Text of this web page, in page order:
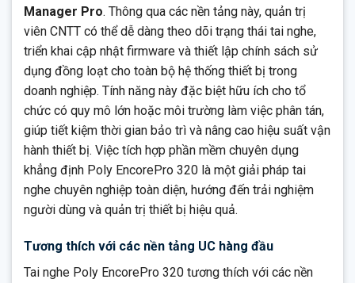
Manager Pro. Thông qua các nền tảng này, quản trị
viên CNTT có thể dễ dàng theo dõi trạng thái tai nghe,
triển khai cập nhật firmware và thiết lập chính sách sử
dụng đồng loạt cho toàn bộ hệ thống thiết bị trong
doanh nghiệp. Tính năng này đặc biệt hữu ích cho tổ
chức có quy mô lớn hoặc môi trường làm việc phân tán,
giúp tiết kiệm thời gian bảo trì và nâng cao hiệu suất vận
hành thiết bị. Việc tích hợp phần mềm chuyên dụng
khẳng định Poly EncorePro 320 là một giải pháp tai
nghe chuyên nghiệp toàn diện, hướng đến trải nghiệm
người dùng và quản trị thiết bị hiệu quả.
Tương thích với các nền tảng UC hàng đầu
Tai nghe Poly EncorePro 320 tương thích với các nền